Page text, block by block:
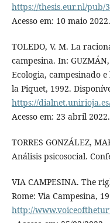
https://thesis.eur.nl/pub/
Acesso em: 10 maio 2022.
TOLEDO, V. M. La
campesina. In:
Ecologia, campesinado
la Piquet, 1992.
https://
Acesso em: 23 abril 2022.
TORRES GONZÁLEZ,
Análisis psicosocial.
VIA CAMPESINA. The
Rome: Via Campesina,
http://